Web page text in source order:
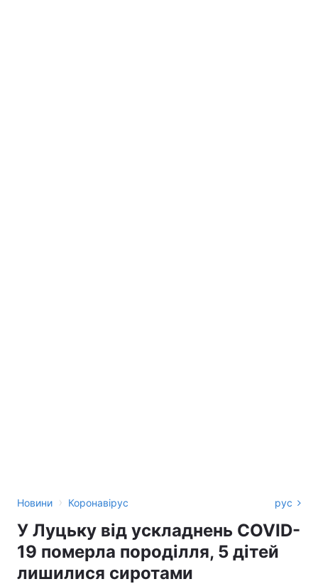
Новини › Коронавірус рус
У Луцьку від ускладнень COVID-
19 померла породілля, 5 дітей
лишилися сиротами